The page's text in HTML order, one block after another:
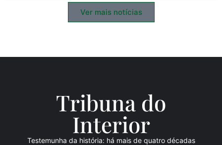
Ver mais notícias
Tribuna do
Interior
Testemunha da história: há mais de quatro décadas